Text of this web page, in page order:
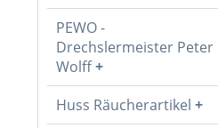
PEWO -
Drechslermeister Peter
Wolff
Huss Räucherartikel